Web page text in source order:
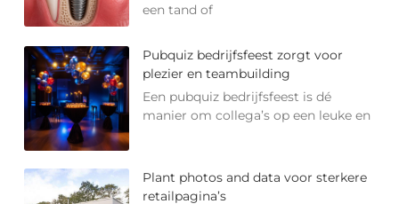
een tand of
Pubquiz bedrijfsfeest zorgt voor
plezier en teambuilding
Een pubquiz bedrijfsfeest is dé
manier om collega’s op een leuke en
Plant photos and data voor sterkere
retailpagina’s